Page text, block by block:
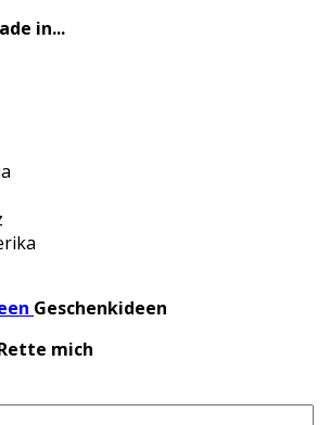
in...
Geschenkideen
mich